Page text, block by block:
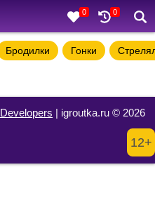
0 0
Бродилки Гонки
Developers | igroutka.ru © 2026
12+